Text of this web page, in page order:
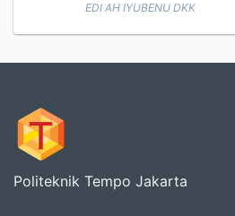
EDI AH IYUBENU DKK
Politeknik Tempo Jakarta